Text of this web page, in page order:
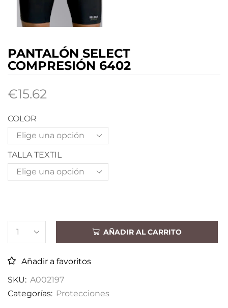
PANTALÓN SELECT
COMPRESIÓN 6402
€15.62
COLOR
TALLA TEXTIL
AÑADIR AL CARRITO
Añadir a favoritos
SKU: A002197
Categorías: Protecciones